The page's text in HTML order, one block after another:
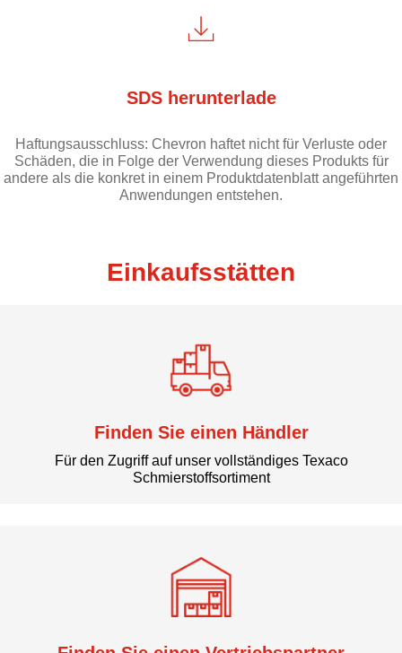
SDS herunterlade
Haftungsausschluss: Chevron haftet nicht für Verluste oder
Schäden, die in Folge der Verwendung dieses Produkts für
andere als die konkret in einem Produktdatenblatt angeführten
Anwendungen entstehen.
Einkaufsstätten
Finden Sie einen Händler
Für den Zugriff auf unser vollständiges Texaco
Schmierstoffsortiment